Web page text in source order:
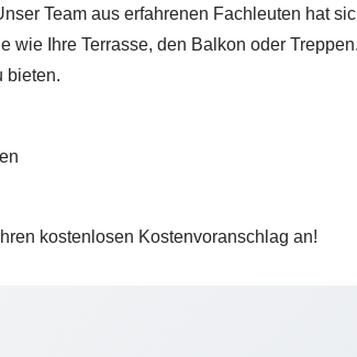
Team aus erfahrenen Fachleuten hat
Ihre Terrasse, den Balkon oder
bieten.
kostenlosen Kostenvoranschlag an!